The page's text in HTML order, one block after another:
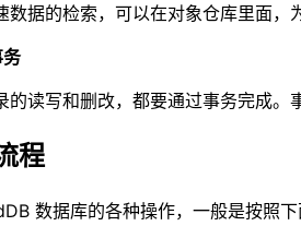
数据的检索，可以在对象仓库里面，
务
的读写和删改，都要通过事务完成。
程
数据库的各种操作，一般是按照